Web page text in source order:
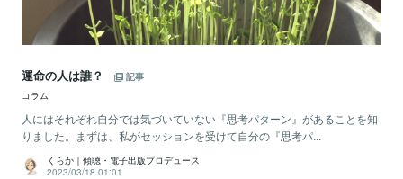
運命の人は誰？
記事
コラム
人にはそれぞれ自分では気づいていない『思考パターン』があることを知
りました。まずは、私がセッションを受けて自分の『思考パ...
くらか｜傾聴・電子出版プロデュース
2023/03/18 01:01